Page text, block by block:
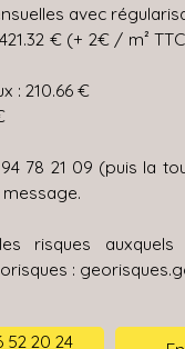
avec
€ (+ 2€ / m²
: 210.66 €
78 21 09 (puis la
risques
:
52 20 24